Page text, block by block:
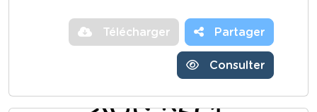
Télécharger Partager
Consulter